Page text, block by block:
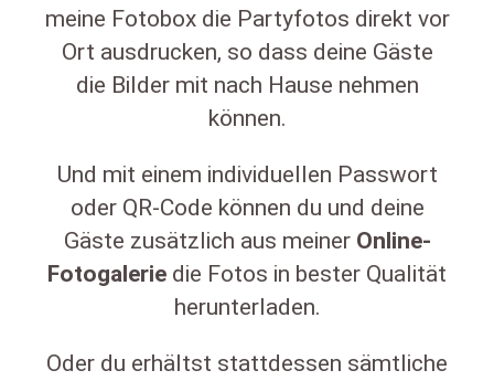
meine Fotobox die Partyfotos direkt vor
Ort ausdrucken, so dass deine Gäste
die Bilder mit nach Hause nehmen
können.
Und mit einem individuellen Passwort
oder QR-Code können du und deine
Gäste zusätzlich aus meiner Online-
Fotogalerie die Fotos in bester Qualität
herunterladen.
Oder du erhältst stattdessen sämtliche